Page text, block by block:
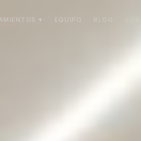
▾ EQUIPO BLOG